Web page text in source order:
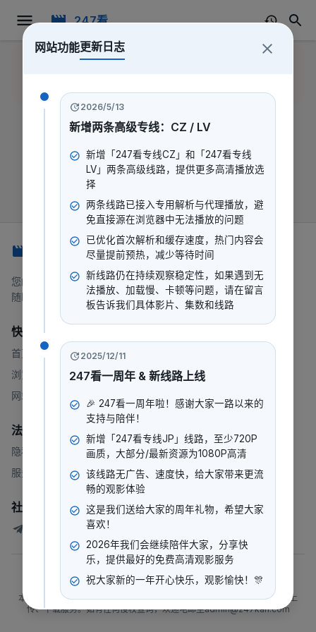
247看
Unexpected token < in JSON at
您的一站式流媒体平台，提供电影、电视剧、动漫等内容。
随时随地，想看就看。
快速链接
首页
浏览
网站地图
法律
隐私政策
服务条款
社群
247看测试讨论群
©2026 247看.版权所有
本站所有内容均来自互联网分享站点所提供的公开引用资源，未提供资源上
传、下载服务。如有任何侵权查询，欢迎电邮至admin@247kan.com
网站功能更新日志
2026/5/13
新增两条高级专线：CZ / LV
新增「247看专线CZ」和「247看专线
LV」两条高级线路，提供更多高清播放选
择
两条线路已接入专用解析与代理播放，避
免直接源在浏览器中无法播放的问题
已优化首次解析和缓存速度，热门内容会
尽量提前预热，减少等待时间
新线路仍在持续观察稳定性，如果遇到无
法播放、加载慢、卡顿等问题，请在留言
板告诉我们具体影片、集数和线路
2025/12/11
247看一周年 & 新线路上线
🎉 247看一周年啦！感谢大家一路以来的
支持与陪伴！
新增「247看专线JP」线路，至少720P
画质，大部分/最新资源为1080P高清
该线路无广告、速度快，给大家带来更流
畅的观影体验
这是我们送给大家的周年礼物，希望大家
喜欢！
2026年我们会继续陪伴大家，分享快
乐，提供最好的免费高清观影服务
祝大家新的一年开心快乐，观影愉快！🎊